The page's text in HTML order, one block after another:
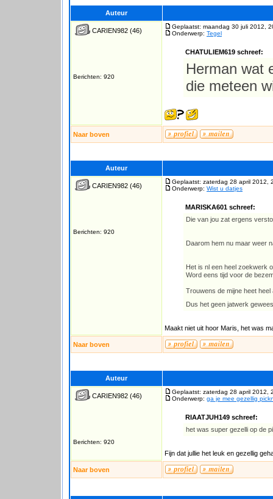
Auteur
CARIEN982 (46)
Berichten: 920
Geplaatst: maandag 30 juli 2012,
Onderwerp: Tegel
CHATULIEM619 schreef:
Herman wat
die meteen
Naar boven
Auteur
CARIEN982 (46)
Berichten: 920
Geplaatst: zaterdag 28 april 2012,
Onderwerp: Wist u datjes
MARISKA601 schreef:
Die van jou zat ergens
Daarom hem nu maar weer
Het is nl een heel zoekwerk
Word eens tijd voor de
Trouwens de mijne heet
Dus het geen jatwerk
Maakt niet uit hoor Maris, het was
Naar boven
Auteur
CARIEN982 (46)
Berichten: 920
Geplaatst: zaterdag 28 april 2012,
Onderwerp: ga je mee gezellig
RIAATJUH149 schreef:
het was super gezelli op de
Fijn dat jullie het leuk en gezellig
Naar boven